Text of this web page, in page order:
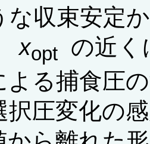
な収束安定
xopt の近く
よる捕食圧
択圧変化の